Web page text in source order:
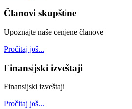
Članovi skupštine
Upoznajte naše cenjene članove
Pročitaj još...
Finansijski izveštaji
Finansijski izveštaji
Pročitaj još...